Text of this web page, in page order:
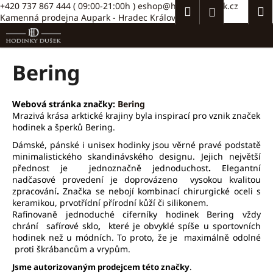
Přejít
na
+420 737 867 444 ( 09:00-21:00h ) eshop@hodinkydusek.cz
Kamenná prodejna Aupark - Hradec Králové >>
HledatPřihlášení
Bering
Webová stránka značky: Bering
Mrazivá krása arktické krajiny byla inspirací pro vznik značek
hodinek a šperků Bering.
Dámské, pánské i unisex hodinky jsou věrné pravé podstatě
minimalistického skandinávského designu. Jejich největší
přednost je jednoznačně jednoduchost. Elegantní
nadčasové provedení je doprovázenovysokou kvalitou
zpracování.Značka se nebojí kombinací chirurgické oceli s
keramikou, prvotřídní přírodní kůží či silikonem.
Rafinovaně jednoduché ciferníky hodinek Bering vždy
chrání safírové sklo, které je obvyklé spíše u sportovních
hodinek než u módních. To proto, že je maximálně odolné
proti škrábancům a vrypům.
Jsme autorizovaným prodejcem této značky.
K
o
š
í
Zpět
Zpět
C
o
p
o
t
ř
e
b
u
j
e
t
e